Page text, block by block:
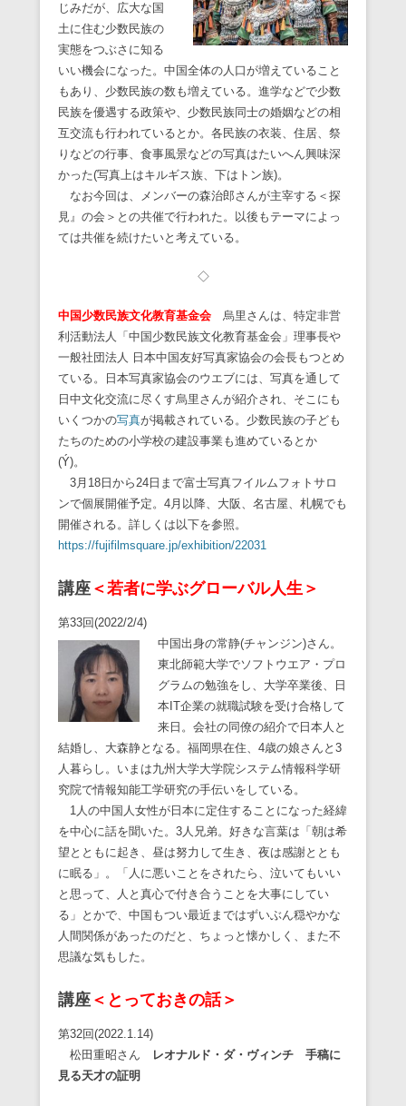
じみだが、広大な国
土に住む少数民族の
実態をつぶさに知る
いい機会になった。中国全体の人口が増えていること
もあり、少数民族の数も増えている。進学などで少数
民族を優遇する政策や、少数民族同士の婚姻などの相
互交流も行われているとか。各民族の衣装、住居、祭
りなどの行事、食事風景などの写真はたいへん興味深
かった(写真上はキルギス族、下はトン族)。
なお今回は、メンバーの森治郎さんが主宰する＜探
見』の会＞との共催で行われた。以後もテーマによっ
ては共催を続けたいと考えている。
◇
中国少数民族文化教育基金会 烏里さんは、特定非営
利活動法人「中国少数民族文化教育基金会」理事長や
一般社団法人 日本中国友好写真家協会の会長もつとめ
ている。日本写真家協会のウエブには、写真を通して
日中文化交流に尽くす烏里さんが紹介され、そこにも
いくつかの写真が掲載されている。少数民族の子ども
たちのための小学校の建設事業も進めているとか
(Ý)。
3月18日から24日まで富士写真フイルムフォトサロ
ンで個展開催予定。4月以降、大阪、名古屋、札幌でも
開催される。詳しくは以下を参照。
https://fujifilmsquare.jp/exhibition/22031
講座 ＜若者に学ぶグローバル人生＞
第33回(2022/2/4)
中国出身の常静(チャンジン)さん。
東北師範大学でソフトウエア・プロ
グラムの勉強をし、大学卒業後、日
本IT企業の就職試験を受け合格して
来日。会社の同僚の紹介で日本人と
結婚し、大森静となる。福岡県在住、4歳の娘さんと3
人暮らし。いまは九州大学大学院システム情報科学研
究院で情報知能工学研究の手伝いをしている。
1人の中国人女性が日本に定住することになった経緯
を中心に話を聞いた。3人兄弟。好きな言葉は「朝は希
望とともに起き、昼は努力して生き、夜は感謝ととも
に眠る」。「人に悪いことをされたら、泣いてもいい
と思って、人と真心で付き合うことを大事にしてい
る」とかで、中国もつい最近まではずいぶん穏やかな
人間関係があったのだと、ちょっと懐かしく、また不
思議な気もした。
講座 ＜とっておきの話＞
第32回(2022.1.14)
松田重昭さん
レオナルド・ダ・ヴィンチ 手稿に
見る天才の証明